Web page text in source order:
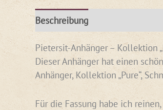
Beschreibung
Pietersit-Anhänger – Kollektion
Dieser Anhänger hat einen
Anhänger, Kollektion „Pure“,
Für die Fassung habe ich